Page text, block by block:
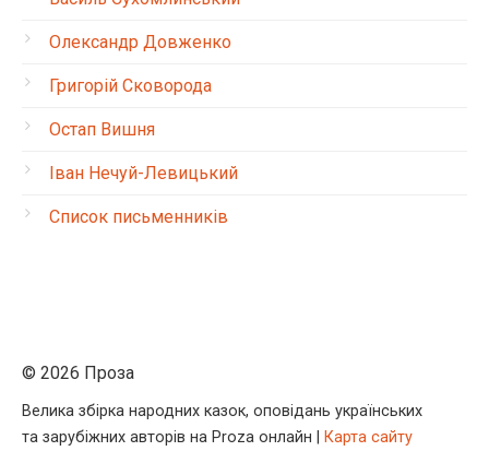
Олександр Довженко
Григорій Сковорода
Остап Вишня
Іван Нечуй-Левицький
Список письменників
© 2026 Проза
Велика збірка народних казок, оповідань українських
та зарубіжних авторів на Proza онлайн |
Карта сайту